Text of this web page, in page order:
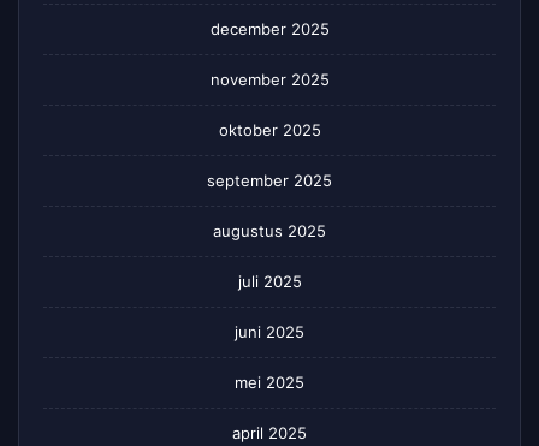
december 2025
november 2025
oktober 2025
september 2025
augustus 2025
juli 2025
juni 2025
mei 2025
april 2025